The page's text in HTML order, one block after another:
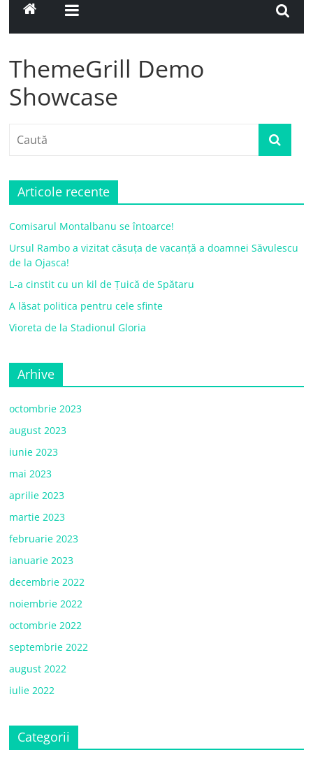
ThemeGrill Demo
Showcase
Articole recente
Comisarul Montalbanu se întoarce!
Ursul Rambo a vizitat căsuța de vacanță a doamnei Săvulescu
de la Ojasca!
L-a cinstit cu un kil de Țuică de Spătaru
A lăsat politica pentru cele sfinte
Vioreta de la Stadionul Gloria
Arhive
octombrie 2023
august 2023
iunie 2023
mai 2023
aprilie 2023
martie 2023
februarie 2023
ianuarie 2023
decembrie 2022
noiembrie 2022
octombrie 2022
septembrie 2022
august 2022
iulie 2022
Categorii